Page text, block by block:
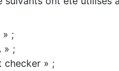
» ;
» ;
checker » ;